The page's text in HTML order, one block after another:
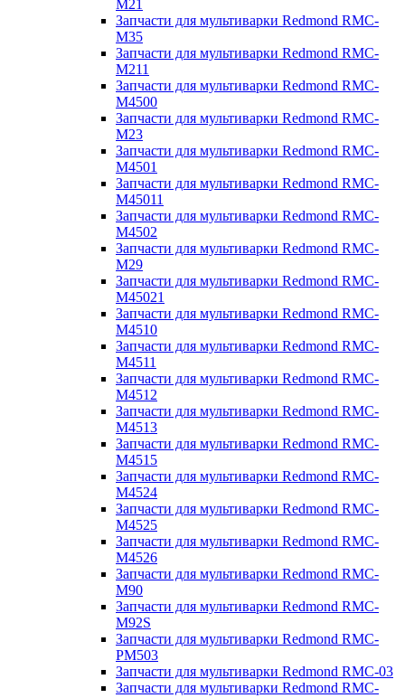
M21
Запчасти для мультиварки Redmond RMC-
M35
Запчасти для мультиварки Redmond RMC-
M211
Запчасти для мультиварки Redmond RMC-
M4500
Запчасти для мультиварки Redmond RMC-
M23
Запчасти для мультиварки Redmond RMC-
M4501
Запчасти для мультиварки Redmond RMC-
M45011
Запчасти для мультиварки Redmond RMC-
M4502
Запчасти для мультиварки Redmond RMC-
M29
Запчасти для мультиварки Redmond RMC-
M45021
Запчасти для мультиварки Redmond RMC-
M4510
Запчасти для мультиварки Redmond RMC-
M4511
Запчасти для мультиварки Redmond RMC-
M4512
Запчасти для мультиварки Redmond RMC-
M4513
Запчасти для мультиварки Redmond RMC-
M4515
Запчасти для мультиварки Redmond RMC-
M4524
Запчасти для мультиварки Redmond RMC-
M4525
Запчасти для мультиварки Redmond RMC-
M4526
Запчасти для мультиварки Redmond RMC-
M90
Запчасти для мультиварки Redmond RMC-
M92S
Запчасти для мультиварки Redmond RMC-
PM503
Запчасти для мультиварки Redmond RMC-03
Запчасти для мультиварки Redmond RMC-